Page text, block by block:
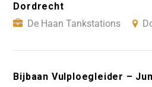
Dordrecht
De Haan Tankstations
Bijbaan Vulploegleider –